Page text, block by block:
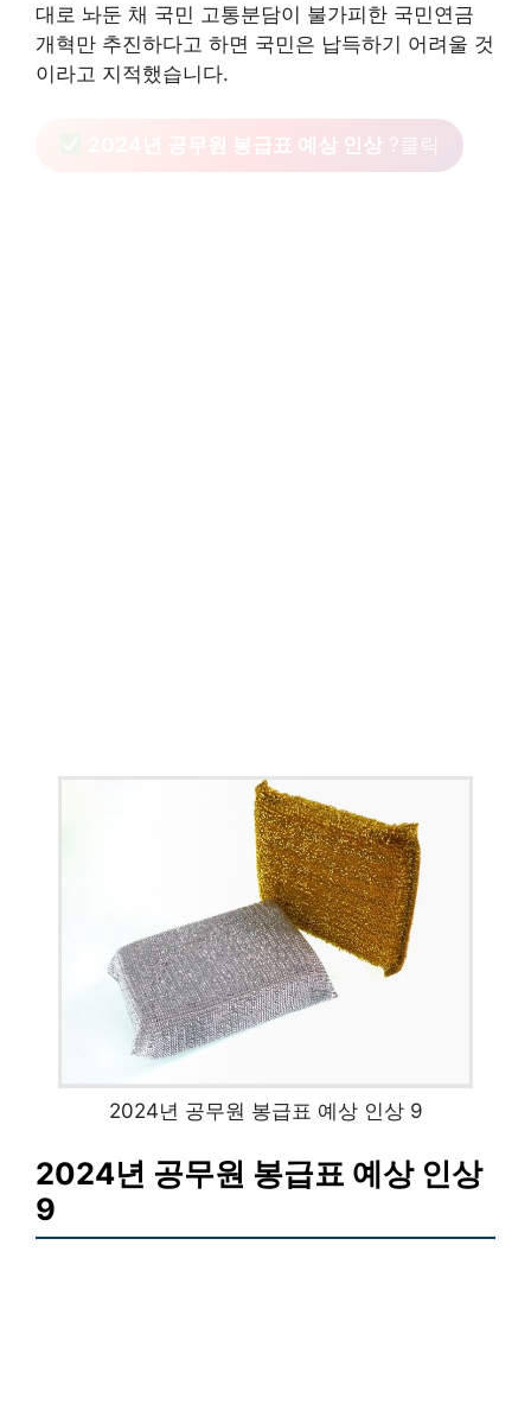
대로 놔둔 채 국민 고통분담이 불가피한 국민연금
개혁만 추진하다고 하면 국민은 납득하기 어려울 것
이라고 지적했습니다.
2024년 공무원 봉급표 예상 인상 ?클릭
2024년 공무원 봉급표 예상 인상 9
2024년 공무원 봉급표 예상 인상
9